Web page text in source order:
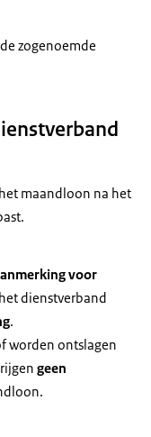
zogenoemde
maandloon na het
voor
dienstverband
.
worden ontslagen
geen